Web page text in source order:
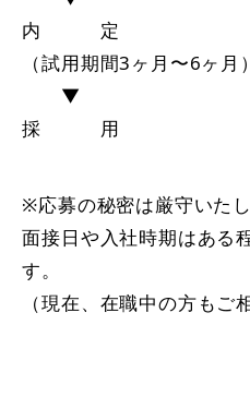
内 定
（試用期間3ヶ月〜6ヶ月）
▼
採 用
※応募の秘密は厳守いたし
面接日や入社時期はある
す。
（現在、在職中の方もご